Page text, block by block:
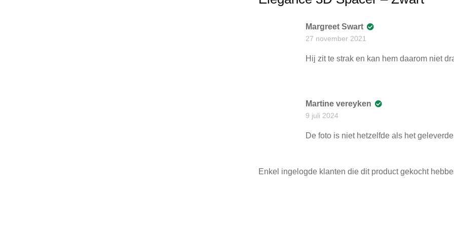
Margreet Swart
27 november 2021
Hij zit te strak en kan hem daarom niet
Martine vereyken
9 juli 2024
De foto is niet hetzelfde als het
Enkel ingelogde klanten die dit product gekocht